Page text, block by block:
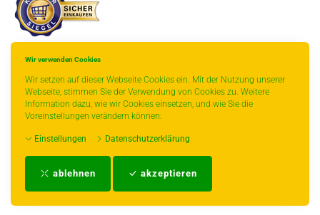
Wir verwenden Cookies
Wir setzen auf dieser Webseite Cookies ein. Mit der Nutzung unserer
Webseite, stimmen Sie der Verwendung von Cookies zu. Weitere
Information dazu, wie wir Cookies einsetzen, und wie Sie die
Voreinstellungen verändern können:
Einstellungen Datenschutzerklärung
ablehnen akzeptieren
- ----------------
* gilt für Lieferungen innerhalb Deutschlands, Lieferzeiten für andere Länder
entnehmen Sie bitte der Schaltfläche mit den Versandinformationen.
Impressum-AGB-Zahlungs- und Versandbedingungen